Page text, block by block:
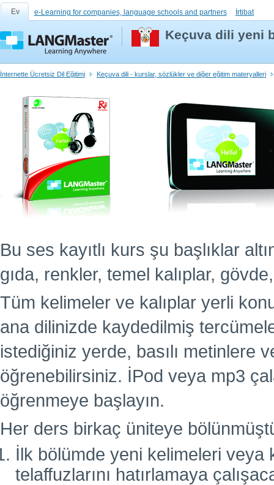
Ev e-Learning for companies, language schools and partners İrtibat
Keçuva dili yeni
İnternette Ücretsiz Dil Eğitimi Keçuva dili - kurslar, sözlükler ve diğer eğitim materyalleri
Bu ses kayıtlı kurs şu başlıklar
gıda, renkler, temel kalıplar,
Tüm kelimeler ve kalıplar yerli
ana dilinizde kaydedilmiş
istediğiniz yerde, basılı metinlere
öğrenebilirsiniz. İPod veya mp3
öğrenmeye başlayın.
Her ders birkaç üniteye
İlk bölümde yeni kelimeleri veya
telaffuzlarını hatırlamaya